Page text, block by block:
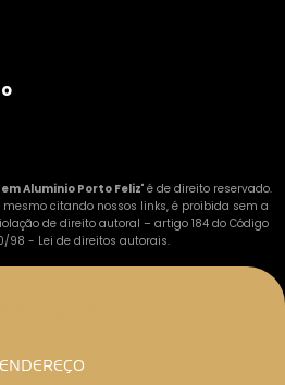
Aluminio Porto Feliz" é de direito reservado.
citando nossos links, é proibida sem a
de direito autoral – artigo 184 do Código
98 - Lei de direitos autorais.
ENDEREÇO